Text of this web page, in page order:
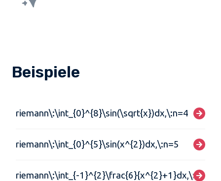
Beispiele
riemann\:\int_{0}^{8}\sin(\sqrt{x})dx,\:n=4
riemann\:\int_{0}^{5}\sin(x^{2})dx,\:n=5
riemann\:\int_{-1}^{2}\frac{6}{x^{2}+1}dx,\:n=3